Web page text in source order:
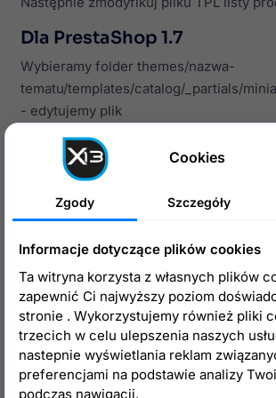
Dla PrestaShop 1.7
Wybieramy folder themes/nazwa-
tematu/templates/catalog/_partials/
- edytujemy plik
odszukujemy w nim:
<img
<img class="replace-2x img-
.svg - w przypadku pliku svg
.jpg - w przypadku pliku jpg
Cookies
Zgody Szczegóły
Informacje dotyczące plików cookies
Ta witryna korzysta z własnych plików
zapewnić Ci najwyższy poziom
stronie . Wykorzystujemy również pliki
trzecich w celu ulepszenia naszych
nastepnie wyświetlania reklam
preferencjami na podstawie analizy
podczas nawigacji.